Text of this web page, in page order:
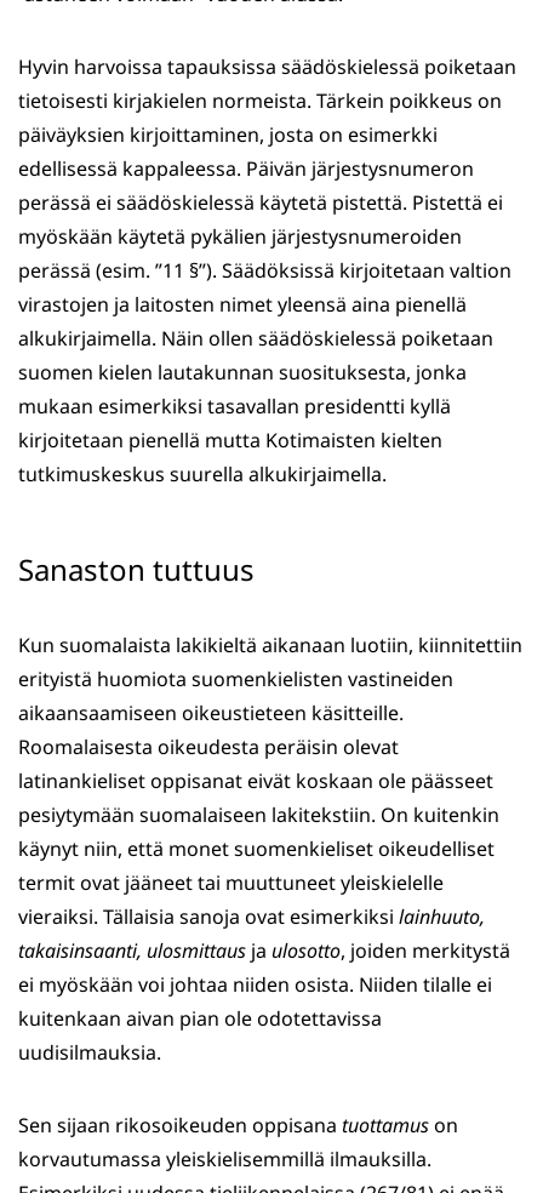
Hyvin harvoissa tapauksissa säädöskielessä poiketaan
tietoisesti kirjakielen normeista. Tärkein poikkeus on
päiväyksien kirjoittaminen, josta on esimerkki
edellisessä kappaleessa. Päivän järjestysnumeron
perässä ei säädöskielessä käytetä pistettä. Pistettä ei
myöskään käytetä pykälien järjestysnumeroiden
perässä (esim. ”11 §”). Säädöksissä kirjoitetaan valtion
virastojen ja laitosten nimet yleensä aina pienellä
alkukirjaimella. Näin ollen säädöskielessä poiketaan
suomen kielen lautakunnan suosituksesta, jonka
mukaan esimerkiksi tasavallan presidentti kyllä
kirjoitetaan pienellä mutta Kotimaisten kielten
tutkimuskeskus suurella alkukirjaimella.
Sanaston tuttuus
Kun suomalaista lakikieltä aikanaan luotiin, kiinnitettiin
erityistä huomiota suomenkielisten vastineiden
aikaansaamiseen oikeustieteen käsitteille.
Roomalaisesta oikeudesta peräisin olevat
latinankieliset oppisanat eivät koskaan ole päässeet
pesiytymään suomalaiseen lakitekstiin. On kuitenkin
käynyt niin, että monet suomenkieliset oikeudelliset
termit ovat jääneet tai muuttuneet yleiskielelle
vieraiksi. Tällaisia sanoja ovat esimerkiksi lainhuuto,
takaisinsaanti, ulosmittaus ja ulosotto, joiden merkitystä
ei myöskään voi johtaa niiden osista. Niiden tilalle ei
kuitenkaan aivan pian ole odotettavissa
uudisilmauksia.
Sen sijaan rikosoikeuden oppisana tuottamuson
korvautumassa yleiskielisemmillä ilmauksilla.